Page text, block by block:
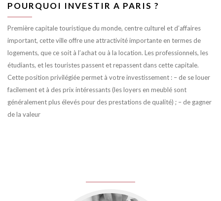
POURQUOI INVESTIR A PARIS ?
Première capitale touristique du monde, centre culturel et d’affaires
important, cette ville offre une attractivité importante en termes de
logements, que ce soit à l’achat ou à la location. Les professionnels, les
étudiants, et les touristes passent et repassent dans cette capitale.
Cette position privilégiée permet à votre investissement : – de se louer
facilement et à des prix intéressants (les loyers en meublé sont
généralement plus élevés pour des prestations de qualité) ; – de gagner
de la valeur